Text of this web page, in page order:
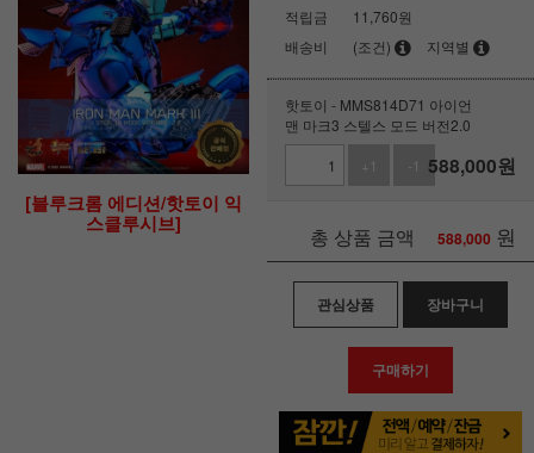
[블루크롬 에디션/핫토이 익
스클루시브]
적립금
11,760원
배송비
(조건) 지역별
핫토이 - MMS814D71 아이언
맨 마크3 스텔스 모드 버전2.0
+1
-1 588,000원
총 상품 금액 588,000 원
관심상품 장바구니
구매하기